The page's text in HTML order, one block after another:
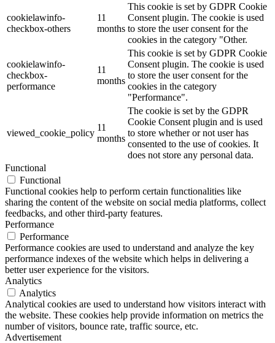
cookielawinfo-
checkbox-others
11
months
This cookie is set by GDPR Cookie
Consent plugin. The cookie is used
to store the user consent for the
cookies in the category "Other.
cookielawinfo-
checkbox-
performance
11
months
This cookie is set by GDPR Cookie
Consent plugin. The cookie is used
to store the user consent for the
cookies in the category
"Performance".
viewed_cookie_policy
11
months
The cookie is set by the GDPR
Cookie Consent plugin and is used
to store whether or not user has
consented to the use of cookies. It
does not store any personal data.
Functional
Functional
Functional cookies help to perform certain functionalities like
sharing the content of the website on social media platforms, collect
feedbacks, and other third-party features.
Performance
Performance
Performance cookies are used to understand and analyze the key
performance indexes of the website which helps in delivering a
better user experience for the visitors.
Analytics
Analytics
Analytical cookies are used to understand how visitors interact with
the website. These cookies help provide information on metrics the
number of visitors, bounce rate, traffic source, etc.
Advertisement